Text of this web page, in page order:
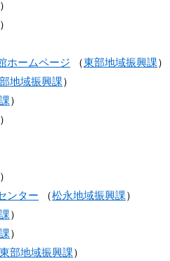
）
）
ホームページ （東部地域振興課）
地域振興課）
）
）
）
ンター （松永地域振興課）
）
）
東部地域振興課）